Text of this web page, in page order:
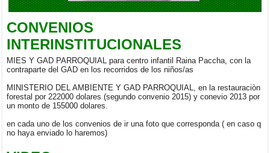
CONVENIOS
INTERINSTITUCIONALES
MIES Y GAD PARROQUIAL para centro infantil Raina Paccha, con la
contraparte del GAD en los recorridos de los niños/as
MINISTERIO DEL AMBIENTE Y GAD PARROQUIAL, en la restauraciòn
forestal por 222000 dolares (segundo convenio 2015) y conevio 2013 por
un monto de 155000 dolares.
en cada uno de los convenios de ir una foto que corresponda ( en caso q
no haya enviado lo haremos)